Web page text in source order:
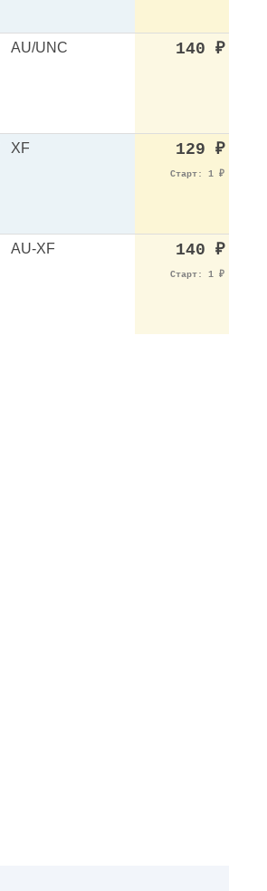
AU/UNC 140 ₽
XF 129 ₽
Старт: 1 ₽
AU-XF 140 ₽
Старт: 1 ₽